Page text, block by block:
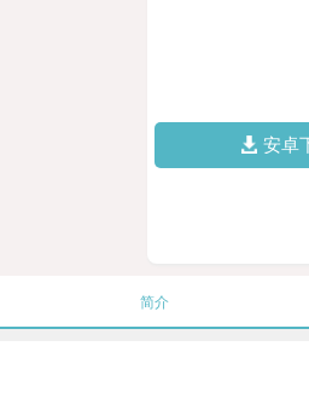
安卓
简介